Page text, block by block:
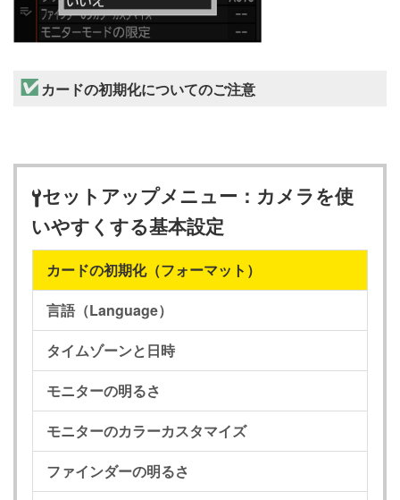
カードの初期化についてのご注意
Bセットアップメニュー：カメラを使
いやすくする基本設定
カードの初期化（フォーマット）
言語（Language）
タイムゾーンと日時
モニターの明るさ
モニターのカラーカスタマイズ
ファインダーの明るさ